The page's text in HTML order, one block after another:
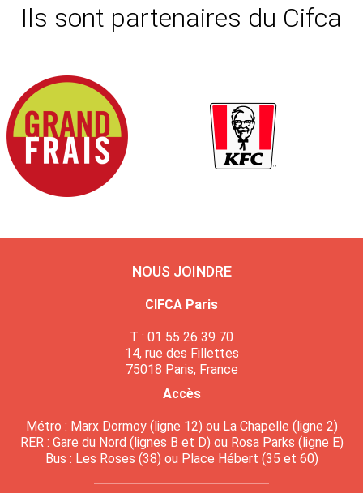
Ils sont partenaires du Cifca
NOUS JOINDRE
CIFCA Paris
T : 01 55 26 39 70
14, rue des Fillettes
75018 Paris, France
Accès
Métro : Marx Dormoy (ligne 12) ou La Chapelle (ligne 2)
RER : Gare du Nord (lignes B et D) ou Rosa Parks (ligne E)
Bus : Les Roses (38) ou Place Hébert (35 et 60)